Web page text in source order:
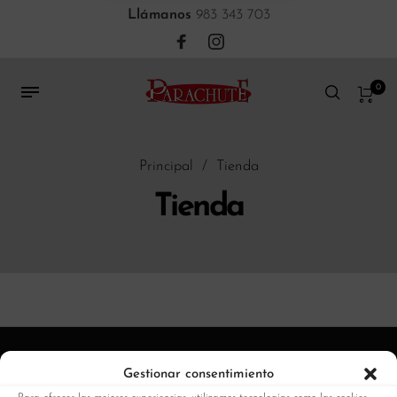
Gestionar consentimiento
Llámanos 983 343 703
0
Principal / Tienda
Tienda